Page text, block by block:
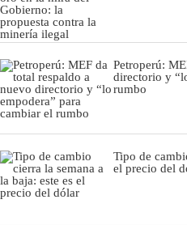
Petroperú:
directorio y
rumbo
Tipo de
el precio del